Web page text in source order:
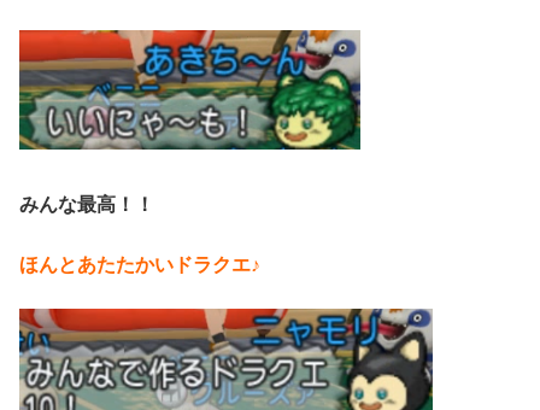
みんな最高！！
ほんとあたたかいドラクエ♪